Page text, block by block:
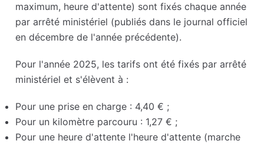
maximum, heure d'attente) sont fixés chaque année
par arrêté ministériel (publiés dans le journal officiel
en décembre de l'année précédente).
Pour l'année 2025, les tarifs ont été fixés par arrêté
ministériel et s'élèvent à :
Pour une prise en charge : 4,40 € ;
Pour un kilomètre parcouru : 1,27 € ;
Pour une heure d'attente l'heure d'attente (marche